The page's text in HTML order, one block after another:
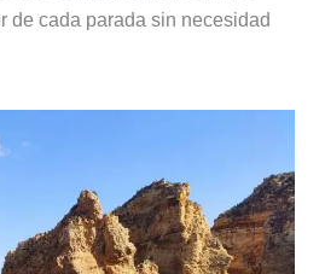
de cada parada sin necesidad